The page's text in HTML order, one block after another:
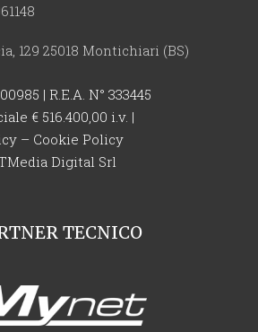
129 25018 Montichiari (BS)
| R.E.A. N° 333445
€ 516.400,00 i.v. |
– Cookie Policy
Digital Srl
TECNICO